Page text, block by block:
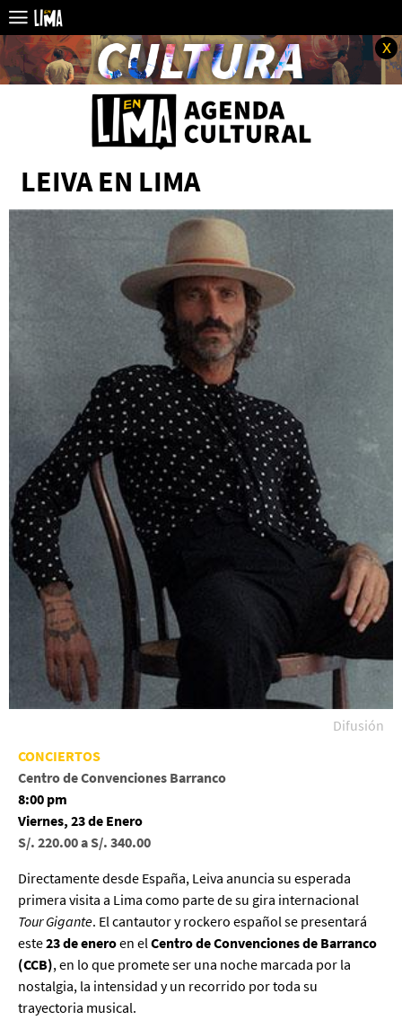
x
LEIVA EN LIMA
Difusión
CONCIERTOS
Centro de Convenciones Barranco
8:00 pm
Viernes, 23 de Enero
S/. 220.00 a S/. 340.00
Directamente desde España, Leiva anuncia su esperada
primera visita a Lima como parte de su gira internacional
Tour Gigante. El cantautor y rockero español se presentará
este23 de eneroen elCentro de Convenciones de Barranco
(CCB), en lo que promete ser una noche marcada por la
nostalgia, la intensidad y un recorrido por toda su
trayectoria musical.